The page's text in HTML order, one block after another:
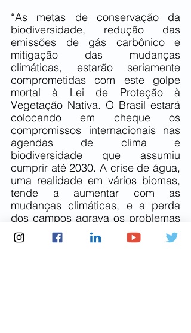
“As metas de conservação da
biodiversidade, redução das
emissões de gás carbônico e
mitigação das mudanças
climáticas, estarão seriamente
comprometidas com este golpe
mortal à Lei de Proteção à
Vegetação Nativa. O Brasil estará
colocando em cheque os
compromissos internacionais nas
agendas de clima e
biodiversidade que assumiu
cumprir até 2030. A crise de água,
uma realidade em vários biomas,
tende a aumentar com as
mudanças climáticas, e a perda
dos campos agrava os problemas
e conflitos já existentes, haja vista
que são zonas de recarga e estão